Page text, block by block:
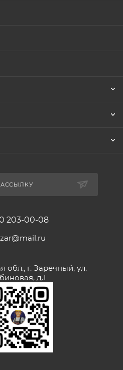
203-00-08
обл., г. Заречный, ул.
д.1